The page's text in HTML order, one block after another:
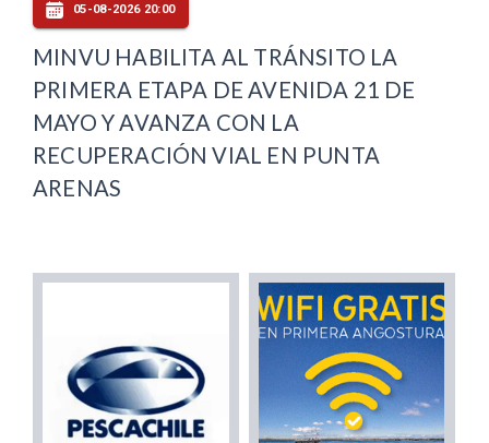
05-08-2026 20:00
MINVU HABILITA AL TRÁNSITO LA
PRIMERA ETAPA DE AVENIDA 21 DE
MAYO Y AVANZA CON LA
RECUPERACIÓN VIAL EN PUNTA
ARENAS